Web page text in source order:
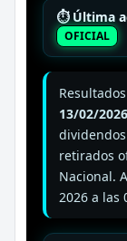
⏱ Última
OFICIAL
13/02/2026
retirados
Nacional.
2026 a las